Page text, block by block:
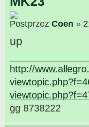
przez Coen »
up
http://
gg 8738222